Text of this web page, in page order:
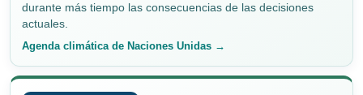
durante más tiempo las consecuencias de las decisiones
actuales.
Agenda climática de Naciones Unidas →